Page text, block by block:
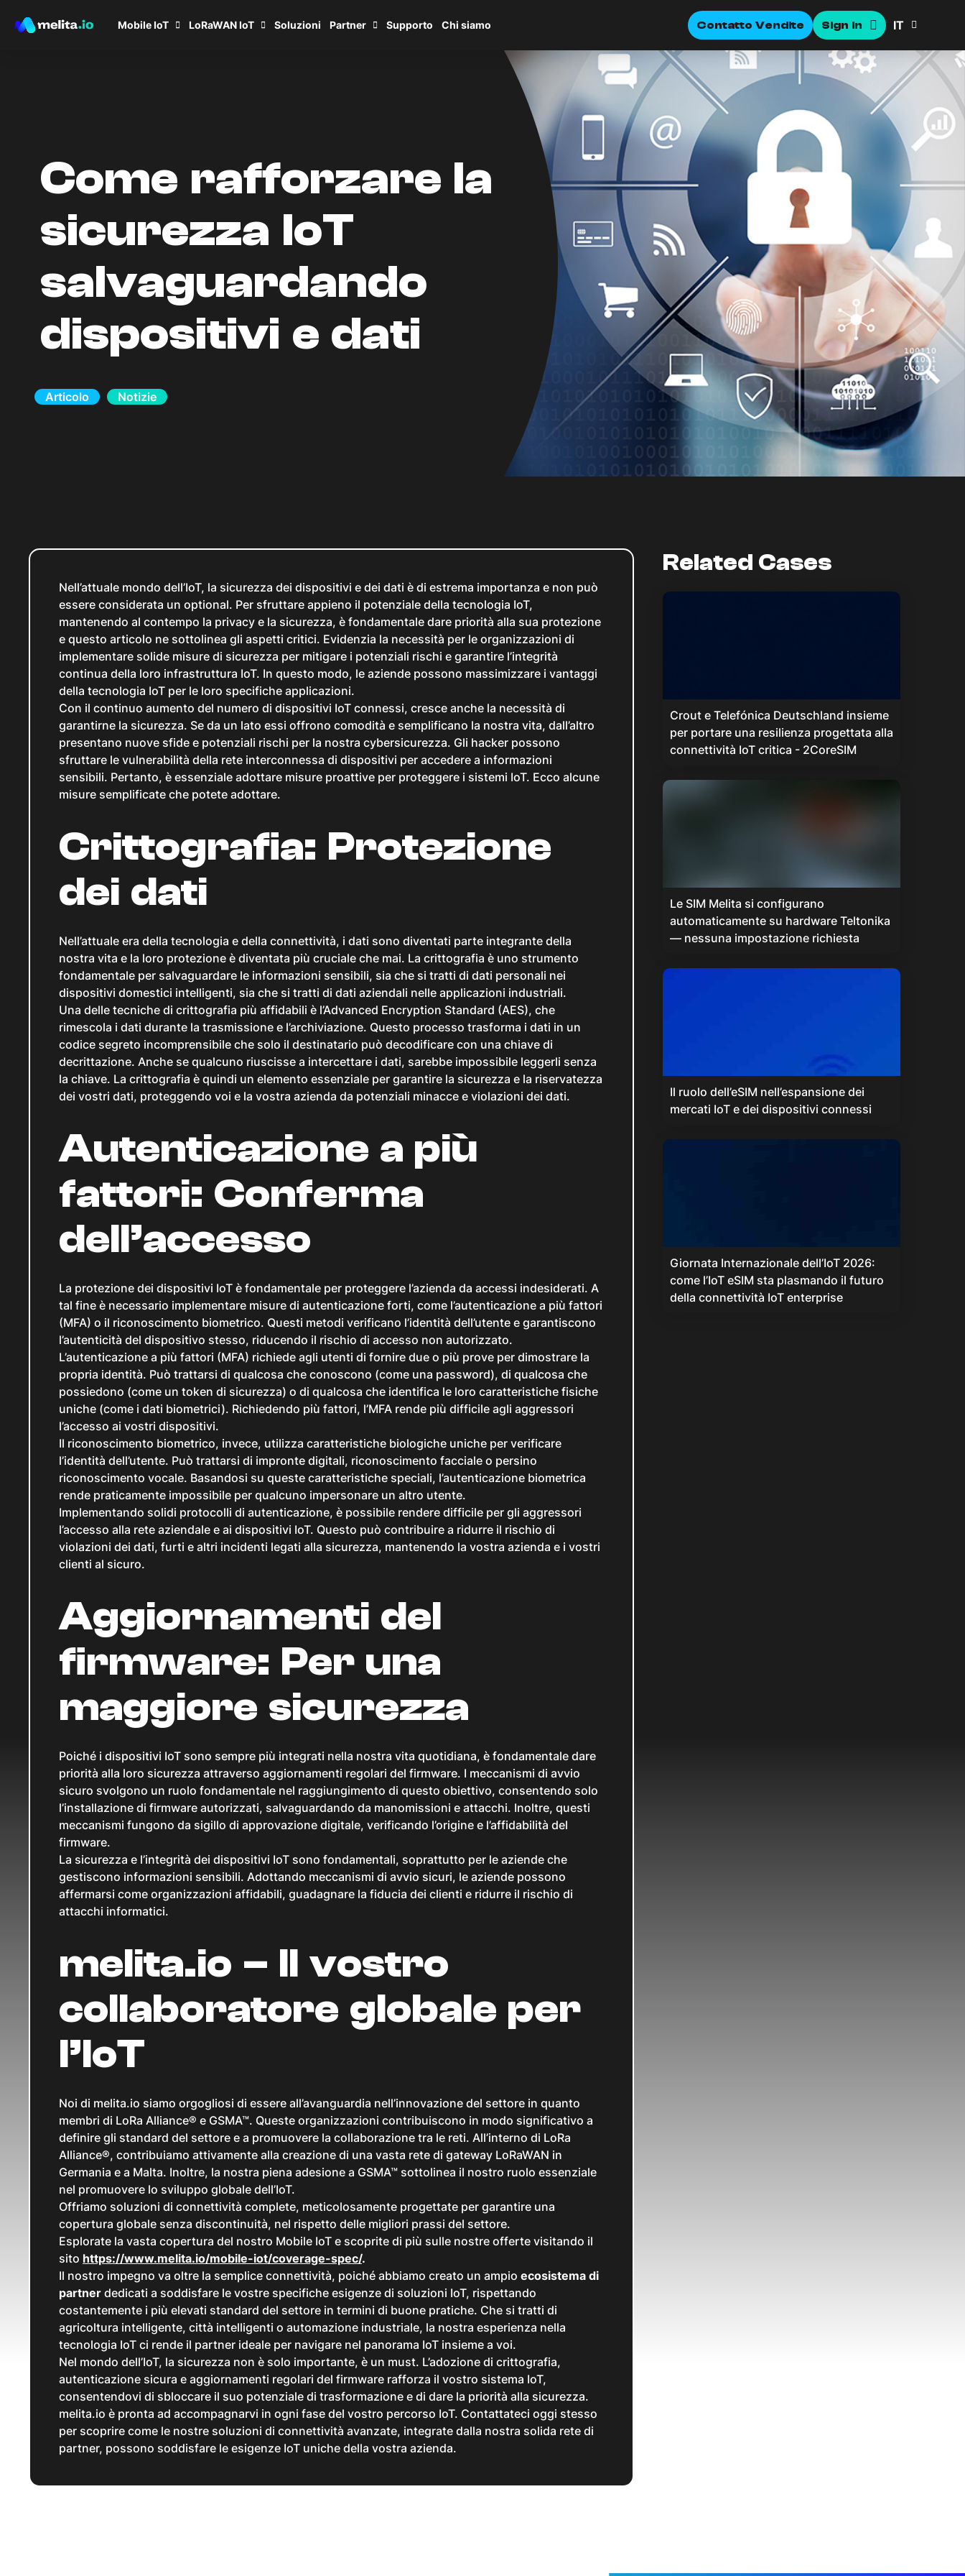
Mobile IoT LoRaWAN IoT Soluzioni Partner Supporto Chi siamo Contatto Vendite Sign In IT
Come rafforzare la
sicurezza IoT
salvaguardando
dispositivi e dati
Articolo Notizie
Nell’attuale mondo dell’IoT, la sicurezza dei dispositivi e dei dati è di estrema importanza e non può
essere considerata un optional. Per sfruttare appieno il potenziale della tecnologia IoT,
mantenendo al contempo la privacy e la sicurezza, è fondamentale dare priorità alla sua protezione
e questo articolo ne sottolinea gli aspetti critici. Evidenzia la necessità per le organizzazioni di
implementare solide misure di sicurezza per mitigare i potenziali rischi e garantire l’integrità
continua della loro infrastruttura IoT. In questo modo, le aziende possono massimizzare i vantaggi
della tecnologia IoT per le loro specifiche applicazioni.
Con il continuo aumento del numero di dispositivi IoT connessi, cresce anche la necessità di
garantirne la sicurezza. Se da un lato essi offrono comodità e semplificano la nostra vita, dall’altro
presentano nuove sfide e potenziali rischi per la nostra cybersicurezza. Gli hacker possono
sfruttare le vulnerabilità della rete interconnessa di dispositivi per accedere a informazioni
sensibili. Pertanto, è essenziale adottare misure proattive per proteggere i sistemi IoT. Ecco alcune
misure semplificate che potete adottare.
Crittografia: Protezione
dei dati
Nell’attuale era della tecnologia e della connettività, i dati sono diventati parte integrante della
nostra vita e la loro protezione è diventata più cruciale che mai. La crittografia è uno strumento
fondamentale per salvaguardare le informazioni sensibili, sia che si tratti di dati personali nei
dispositivi domestici intelligenti, sia che si tratti di dati aziendali nelle applicazioni industriali.
Una delle tecniche di crittografia più affidabili è l’Advanced Encryption Standard (AES), che
rimescola i dati durante la trasmissione e l’archiviazione. Questo processo trasforma i dati in un
codice segreto incomprensibile che solo il destinatario può decodificare con una chiave di
decrittazione. Anche se qualcuno riuscisse a intercettare i dati, sarebbe impossibile leggerli senza
la chiave. La crittografia è quindi un elemento essenziale per garantire la sicurezza e la riservatezza
dei vostri dati, proteggendo voi e la vostra azienda da potenziali minacce e violazioni dei dati.
Autenticazione a più
fattori: Conferma
dell’accesso
La protezione dei dispositivi IoT è fondamentale per proteggere l’azienda da accessi indesiderati. A
tal fine è necessario implementare misure di autenticazione forti, come l’autenticazione a più fattori
(MFA) o il riconoscimento biometrico. Questi metodi verificano l’identità dell’utente e garantiscono
l’autenticità del dispositivo stesso, riducendo il rischio di accesso non autorizzato.
L’autenticazione a più fattori (MFA) richiede agli utenti di fornire due o più prove per dimostrare la
propria identità. Può trattarsi di qualcosa che conoscono (come una password), di qualcosa che
possiedono (come un token di sicurezza) o di qualcosa che identifica le loro caratteristiche fisiche
uniche (come i dati biometrici). Richiedendo più fattori, l’MFA rende più difficile agli aggressori
l’accesso ai vostri dispositivi.
Il riconoscimento biometrico, invece, utilizza caratteristiche biologiche uniche per verificare
l’identità dell’utente. Può trattarsi di impronte digitali, riconoscimento facciale o persino
riconoscimento vocale. Basandosi su queste caratteristiche speciali, l’autenticazione biometrica
rende praticamente impossibile per qualcuno impersonare un altro utente.
Implementando solidi protocolli di autenticazione, è possibile rendere difficile per gli aggressori
l’accesso alla rete aziendale e ai dispositivi IoT. Questo può contribuire a ridurre il rischio di
violazioni dei dati, furti e altri incidenti legati alla sicurezza, mantenendo la vostra azienda e i vostri
clienti al sicuro.
Aggiornamenti del
firmware: Per una
maggiore sicurezza
Poiché i dispositivi IoT sono sempre più integrati nella nostra vita quotidiana, è fondamentale dare
priorità alla loro sicurezza attraverso aggiornamenti regolari del firmware. I meccanismi di avvio
sicuro svolgono un ruolo fondamentale nel raggiungimento di questo obiettivo, consentendo solo
l’installazione di firmware autorizzati, salvaguardando da manomissioni e attacchi. Inoltre, questi
meccanismi fungono da sigillo di approvazione digitale, verificando l’origine e l’affidabilità del
firmware.
La sicurezza e l’integrità dei dispositivi IoT sono fondamentali, soprattutto per le aziende che
gestiscono informazioni sensibili. Adottando meccanismi di avvio sicuri, le aziende possono
affermarsi come organizzazioni affidabili, guadagnare la fiducia dei clienti e ridurre il rischio di
attacchi informatici.
melita.io – Il vostro
collaboratore globale per
l’IoT
Noi di melita.io siamo orgogliosi di essere all’avanguardia nell’innovazione del settore in quanto
membri di LoRa Alliance® e GSMA™. Queste organizzazioni contribuiscono in modo significativo a
definire gli standard del settore e a promuovere la collaborazione tra le reti. All’interno di LoRa
Alliance®, contribuiamo attivamente alla creazione di una vasta rete di gateway LoRaWAN in
Germania e a Malta. Inoltre, la nostra piena adesione a GSMA™ sottolinea il nostro ruolo essenziale
nel promuovere lo sviluppo globale dell’IoT.
Offriamo soluzioni di connettività complete, meticolosamente progettate per garantire una
copertura globale senza discontinuità, nel rispetto delle migliori prassi del settore.
Esplorate la vasta copertura del nostro Mobile IoT e scoprite di più sulle nostre offerte visitando il
sito https://www.melita.io/mobile-iot/coverage-spec/.
Il nostro impegno va oltre la semplice connettività, poiché abbiamo creato un ampio ecosistema di
partner dedicati a soddisfare le vostre specifiche esigenze di soluzioni IoT, rispettando
costantemente i più elevati standard del settore in termini di buone pratiche. Che si tratti di
agricoltura intelligente, città intelligenti o automazione industriale, la nostra esperienza nella
tecnologia IoT ci rende il partner ideale per navigare nel panorama IoT insieme a voi.
Nel mondo dell’IoT, la sicurezza non è solo importante, è un must. L’adozione di crittografia,
autenticazione sicura e aggiornamenti regolari del firmware rafforza il vostro sistema IoT,
consentendovi di sbloccare il suo potenziale di trasformazione e di dare la priorità alla sicurezza.
melita.io è pronta ad accompagnarvi in ogni fase del vostro percorso IoT. Contattateci oggi stesso
per scoprire come le nostre soluzioni di connettività avanzate, integrate dalla nostra solida rete di
partner, possono soddisfare le esigenze IoT uniche della vostra azienda.
Related Cases
Crout e Telefónica Deutschland insieme
per portare una resilienza progettata alla
connettività IoT critica - 2CoreSIM
Le SIM Melita si configurano
automaticamente su hardware Teltonika
— nessuna impostazione richiesta
Il ruolo dell’eSIM nell’espansione dei
mercati IoT e dei dispositivi connessi
Giornata Internazionale dell’IoT 2026:
come l’IoT eSIM sta plasmando il futuro
della connettività IoT enterprise